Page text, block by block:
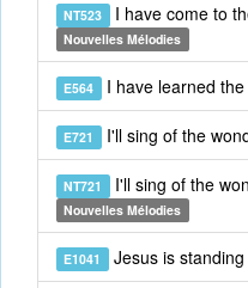
NT523 I have come to
Nouvelles Mélodies
E564 I have learned
E721 I'll sing of the
NT721 I'll sing of the
Nouvelles Mélodies
E1041 Jesus is